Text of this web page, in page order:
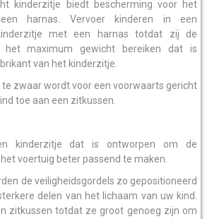
kinderzitje biedt bescherming voor het
harnas. Vervoer kinderen in een
met een harnas totdat zij de
maximum gewicht bereiken dat is
van het kinderzitje.
zwaar wordt voor een voorwaarts gericht
toe aan een zitkussen.
kinderzitje dat is ontworpen om de
voertuig beter passend te maken.
de veiligheidsgordels zo gepositioneerd
delen van het lichaam van uw kind.
zitkussen totdat ze groot genoeg zijn om